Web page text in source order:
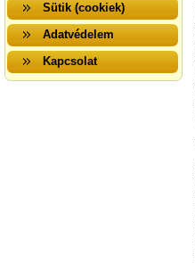
Sütik (cookiek)
Adatvédelem
Kapcsolat